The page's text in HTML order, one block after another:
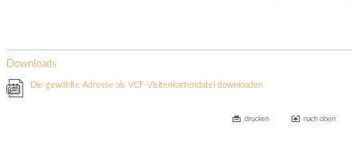
Downloads
Die gewählte Adresse als VCF-Visitenkartendatei downloaden
drucken nach oben